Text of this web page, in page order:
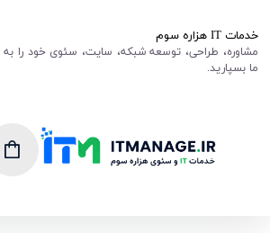
خدمات IT هزاره سوم
مشاوره، طراحی، توسعه شبکه، سایت، سئوی خود را به
ما بسپارید.